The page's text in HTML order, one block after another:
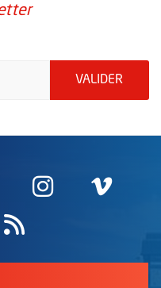
VALIDER
fenêtre
une nouvelle
Ouvre une
Instagram
, Ouvre
,
une
Flux RSS